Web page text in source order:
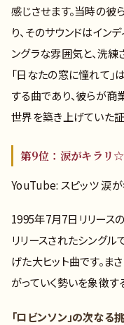
感じさせます。当時の彼
り、そのサウンドはイン
ングラな雰囲気と、洗練
「日なたの窓に憧れて」
する曲であり、彼らが
世界を築き上げていた証
第9位：涙がキラリ☆
YouTube: スピッツ 涙
1995年7月7日リリース
リリースされたシングル
げた大ヒット曲です。ま
がっていく勢いを象徴す
「ロビンソン」の次な